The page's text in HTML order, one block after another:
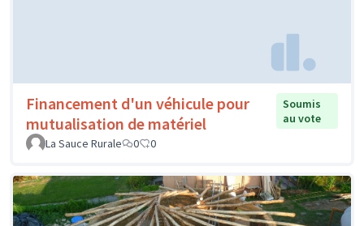
Financement d'un véhicule pour
mutualisation de matériel
Soumis
au vote
La Sauce Rurale
0 0